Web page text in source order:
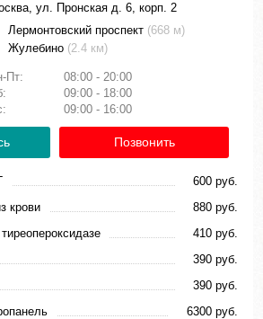
ул. Пронская д. 6, корп. 2
Лермонтовский проспект (668 м)
Жулебино (2.4 км)
Пт:
08:00 - 20:00
09:00 - 18:00
09:00 - 16:00
Позвонить
600 руб.
крови
880 руб.
410 руб.
390 руб.
390 руб.
6300 руб.